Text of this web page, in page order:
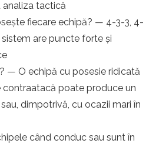
analiza tactică
fiecare echipă? — 4-3-3, 4-
are puncte forte și
— O echipă cu posesie ridicată
contraatacă poate produce un
dimpotrivă, cu ocazii mari în
când conduc sau sunt în